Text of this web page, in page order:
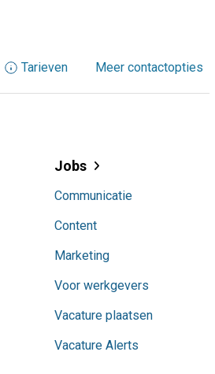
Tarieven Meer contactopties
Jobs
Communicatie
Content
Marketing
Voor werkgevers
Vacature plaatsen
Vacature Alerts